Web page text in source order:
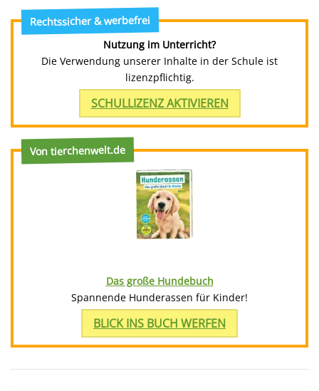
Rechtssicher & werbefrei
Nutzung im Unterricht?
Die Verwendung unserer Inhalte in der Schule ist
lizenzpflichtig.
SCHULLIZENZ AKTIVIEREN
Von tierchenwelt.de
Das große Hundebuch
Spannende Hunderassen für Kinder!
BLICK INS BUCH WERFEN